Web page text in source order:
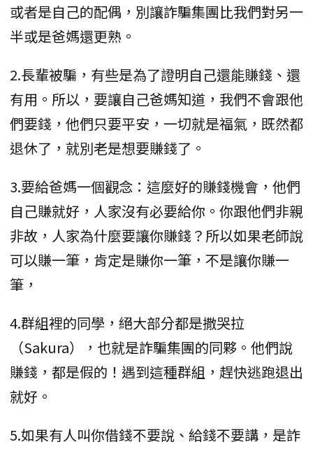
或者是自己的配偶，別讓詐騙集團比我們對另一
半或是爸媽還更熟。
2.長輩被騙，有些是為了證明自己還能賺錢、還
有用。所以，要讓自己爸媽知道，我們不會跟他
們要錢，他們只要平安，一切就是福氣，既然都
退休了，就別老是想要賺錢了。
3.要給爸媽一個觀念：這麼好的賺錢機會，他們
自己賺就好，人家沒有必要給你。你跟他們非親
非故，人家為什麼要讓你賺錢？所以如果老師說
可以賺一筆，肯定是賺你一筆，不是讓你賺一
筆，
4.群組裡的同學，絕大部分都是撒哭拉
（Sakura），也就是詐騙集團的同夥。他們說
賺錢，都是假的！遇到這種群組，趕快逃跑退出
就好。
5.如果有人叫你借錢不要說、給錢不要講，是詐